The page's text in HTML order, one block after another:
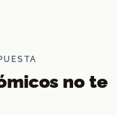
no te